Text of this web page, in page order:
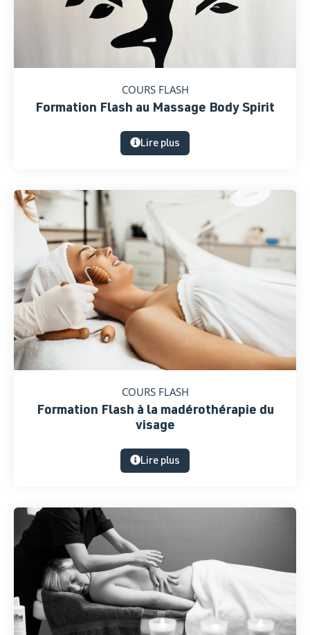
COURS FLASH
Formation Flash au Massage Body Spirit
Lire plus
COURS FLASH
Formation Flash à la madérothérapie du
visage
Lire plus